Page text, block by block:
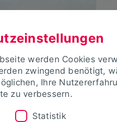
werden Cookies
zwingend benötigt,
Ihre
zu verbessern.
Statistik